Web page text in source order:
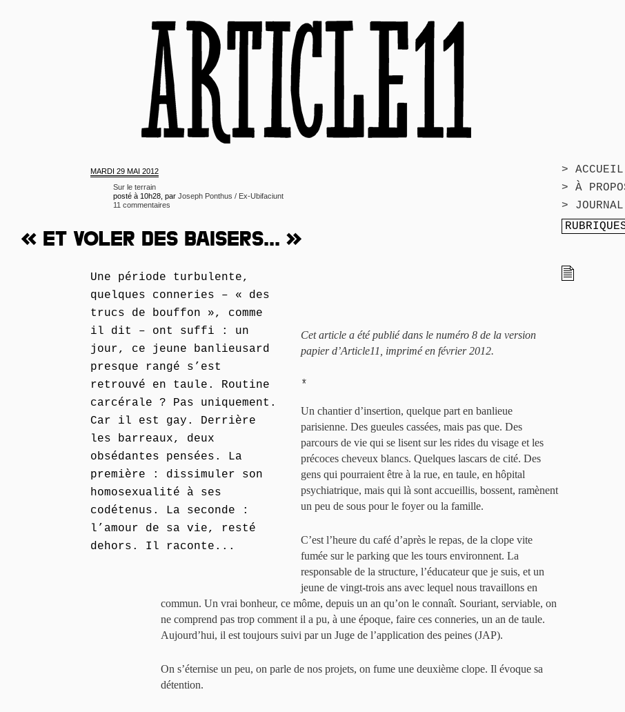
> ACCUEIL
> À
>
MARDI 29 MAI 2012
Sur le terrain
posté à 10h28, par Joseph Ponthus / Ex-Ubifaciunt
11 commentaires
« ET VOLER DES BAISERS... »
Une période turbulente,
quelques conneries – « des
trucs de bouffon », comme
il dit – ont suffi : un
jour, ce jeune banlieusard
presque rangé s’est
retrouvé en taule. Routine
carcérale ? Pas uniquement.
Car il est gay. Derrière
les barreaux, deux
obsédantes pensées. La
première : dissimuler son
homosexualité à ses
codétenus. La seconde :
l’amour de sa vie, resté
dehors. Il raconte...
Cet article a été publié dans le numéro 8 de la version
papier d’Article11, imprimé en février 2012.
*
Un chantier d’insertion, quelque part en banlieue
parisienne. Des gueules cassées, mais pas que. Des
parcours de vie qui se lisent sur les rides du visage et les
précoces cheveux blancs. Quelques lascars de cité. Des
gens qui pourraient être à la rue, en taule, en hôpital
psychiatrique, mais qui là sont accueillis, bossent, ramènent
un peu de sous pour le foyer ou la famille.
C’est l’heure du café d’après le repas, de la clope vite
fumée sur le parking que les tours environnent. La
responsable de la structure, l’éducateur que je suis, et un
jeune de vingt-trois ans avec lequel nous travaillons en
commun. Un vrai bonheur, ce môme, depuis un an qu’on le connaît. Souriant, serviable, on
ne comprend pas trop comment il a pu, à une époque, faire ces conneries, un an de taule.
Aujourd’hui, il est toujours suivi par un Juge de l’application des peines (JAP).
On s’éternise un peu, on parle de nos projets, on fume une deuxième clope. Il évoque sa
détention.